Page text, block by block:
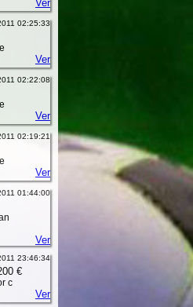
Ver
02:25:33
Ver
02:22:08
Ver
02:19:21
Ver
01:44:00
Ver
23:46:34
€
c
Ver